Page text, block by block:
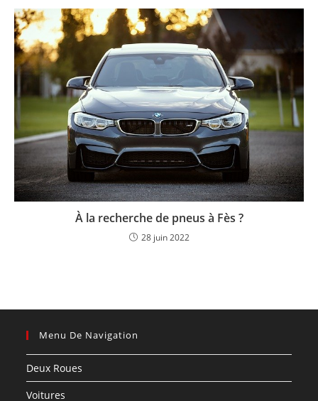
À la recherche de pneus à Fès ?
28 juin 2022
Menu De Navigation
Deux Roues
Voitures